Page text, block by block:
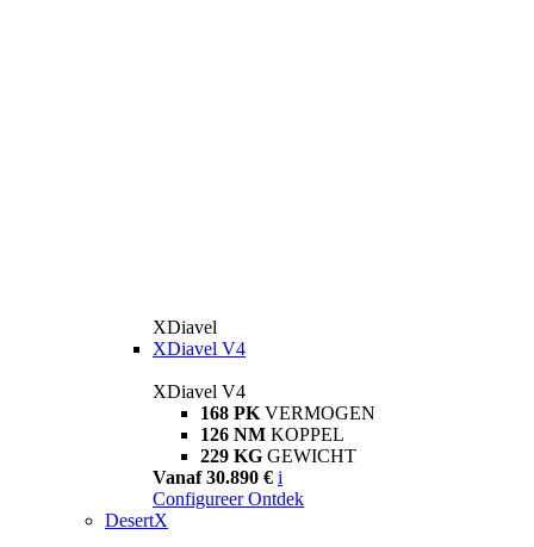
XDiavel
XDiavel V4
XDiavel V4
168 PK VERMOGEN
126 NM KOPPEL
229 KG GEWICHT
Vanaf 30.890 € i
Configureer Ontdek
DesertX